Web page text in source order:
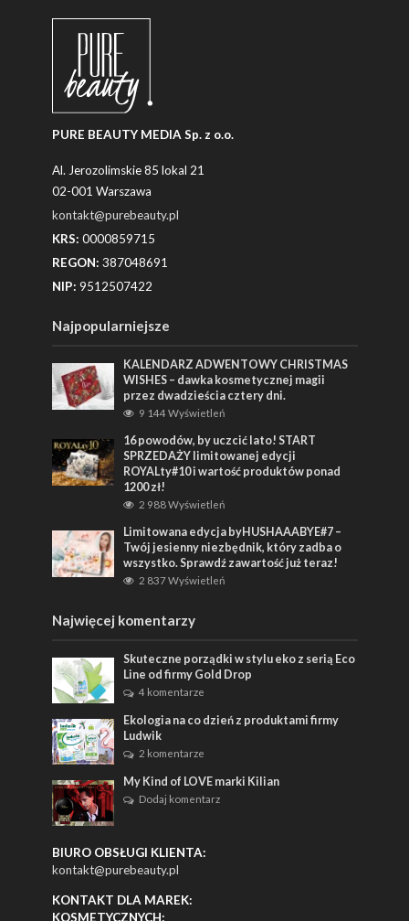
PURE BEAUTY MEDIA Sp. z o.o.
Al. Jerozolimskie 85 lokal 21
02-001 Warszawa
kontakt@purebeauty.pl
KRS: 0000859715
REGON: 387048691
NIP: 9512507422
Najpopularniejsze
KALENDARZ ADWENTOWY CHRISTMAS
WISHES – dawka kosmetycznej magii
przez dwadzieścia cztery dni.
9 144 Wyświetleń
16 powodów, by uczcić lato! START
SPRZEDAŻY limitowanej edycji
ROYALty#10 i wartość produktów ponad
1200 zł!
2 988 Wyświetleń
Limitowana edycja byHUSHAAABYE#7 –
Twój jesienny niezbędnik, który zadba o
wszystko. Sprawdź zawartość już teraz!
2 837 Wyświetleń
Najwięcej komentarzy
Skuteczne porządki w stylu eko z serią Eco
Line od firmy Gold Drop
4 komentarze
Ekologia na co dzień z produktami firmy
Ludwik
2 komentarze
My Kind of LOVE marki Kilian
Dodaj komentarz
BIURO OBSŁUGI KLIENTA:
kontakt@purebeauty.pl
KONTAKT DLA MAREK:
KOSMETYCZNYCH: